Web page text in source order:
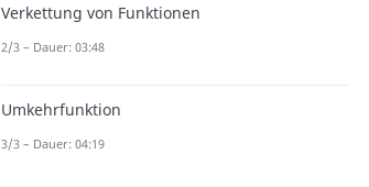
Verkettung von Funktionen
2/3 – Dauer: 03:48
Umkehrfunktion
3/3 – Dauer: 04:19